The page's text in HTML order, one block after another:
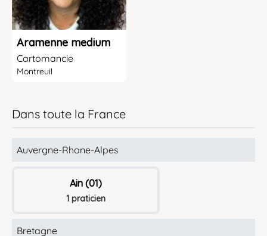
Aramenne medium
Cartomancie
Montreuil
Dans toute la France
Auvergne-Rhone-Alpes
Ain (01)
1 praticien
Bretagne